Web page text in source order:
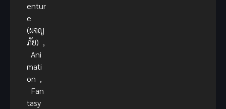
entur
e
(ผจญ
ภัย) ,
Ani
mati
on ,
Fan
tasy